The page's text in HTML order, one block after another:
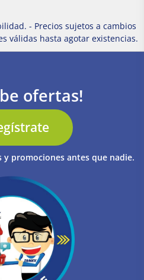
- Precios sujetos a cambios
válidas hasta agotar existencias.
ofertas!
y promociones antes que nadie.